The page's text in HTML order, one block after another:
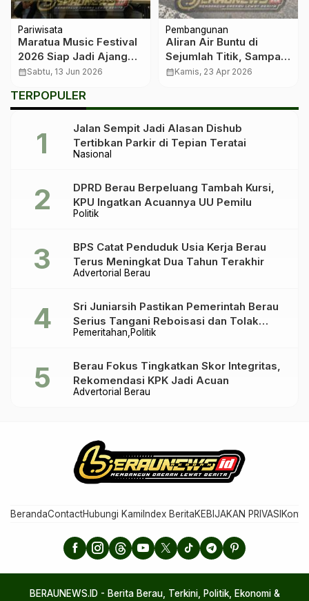
Pariwisata
Maratua Music Festival
2026 Siap Jadi Ajang
Promosi Wisata Berau
calendar_monthSabtu, 13 Jun 2026
Pembangunan
Aliran Air Buntu di
Sejumlah Titik, Sampah
Disebut Perparah
calendar_monthKamis, 23 Apr 2026
TERPOPULER
Nasional
Jalan Sempit Jadi Alasan Dishub
Tertibkan Parkir di Tepian Teratai
Politik
DPRD Berau Berpeluang Tambah Kursi,
KPU Ingatkan Acuannya UU Pemilu
Advertorial Berau
BPS Catat Penduduk Usia Kerja Berau
Terus Meningkat Dua Tahun Terakhir
Pemeritahan Politik
Sri Juniarsih Pastikan Pemerintah Berau
Serius Tangani Reboisasi dan Tolak
Praktik Ilegal
Advertorial Berau
Berau Fokus Tingkatkan Skor Integritas,
Rekomendasi KPK Jadi Acuan
BerandaContactHubungi Kami Index BeritaKEBIJAKAN PRIVASI
BERAUNEWS.ID - Berita Berau, Terkini, Politik, Ekonomi &